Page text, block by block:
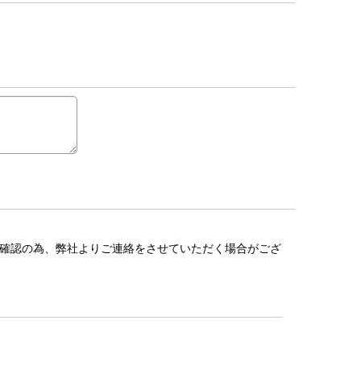
認の為、弊社よりご連絡をさせていただく場合がござ